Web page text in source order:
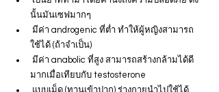
นั้นมันเซฟมากๆ
ใช้ได้ (ถ้าจำเป็น)
มากเมื่อเทียบกับ testosterone